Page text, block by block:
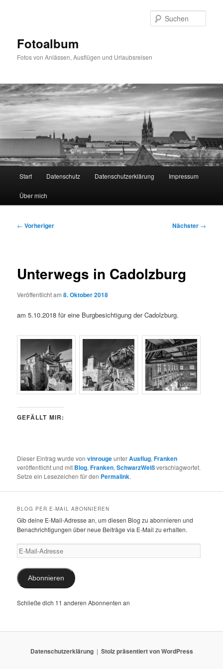
Fotoalbum
Fotos von Anlässen, Ausflügen und Urlaubsreisen
Start Datenschutz Datenschutzerklärung Impressum
Über mich
Beitragsnavigation
← Vorheriger Nächster →
Unterwegs in Cadolzburg
Veröffentlicht am8. Oktober 2018
am 5.10.2018 für eine Burgbesichtigung der Cadolzburg.
GEFÄLLT MIR:
Dieser Eintrag wurde vonvinrougeunterAusflug,Franken
veröffentlicht und mit Blog,Franken,SchwarzWeißverschlagwortet.
Setze ein Lesezeichen für den Permalink.
BLOG PER E-MAIL ABONNIEREN
Gib deine E-Mail-Adresse an, um diesen Blog zu abonnieren und
Benachrichtigungen über neue Beiträge via E-Mail zu erhalten.
E-
Mail-
Adresse
Abonnieren
Schließe dich 11 anderen Abonnenten an
Datenschutzerklärung Stolz präsentiert von WordPress